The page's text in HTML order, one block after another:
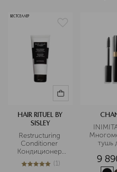
БЕСТСЕЛЛЕР
HAIR RITUEL BY
SISLEY
Restructuring
Conditioner
Кондиционер
для волос с
протеинами
5из 51 (1)
тушь
9